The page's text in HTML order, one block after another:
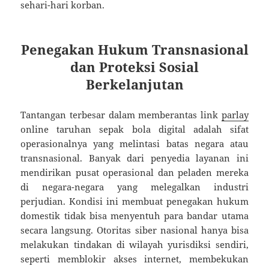
sehari-hari korban.
Penegakan Hukum Transnasional
dan Proteksi Sosial
Berkelanjutan
Tantangan terbesar dalam memberantas link parlay
online taruhan sepak bola digital adalah sifat
operasionalnya yang melintasi batas negara atau
transnasional. Banyak dari penyedia layanan ini
mendirikan pusat operasional dan peladen mereka
di negara-negara yang melegalkan industri
perjudian. Kondisi ini membuat penegakan hukum
domestik tidak bisa menyentuh para bandar utama
secara langsung. Otoritas siber nasional hanya bisa
melakukan tindakan di wilayah yurisdiksi sendiri,
seperti memblokir akses internet, membekukan